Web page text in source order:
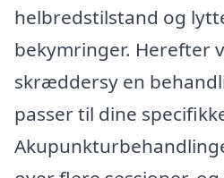
helbredstilstand og
bekymringer. Herefter
skræddersy en
passer til dine